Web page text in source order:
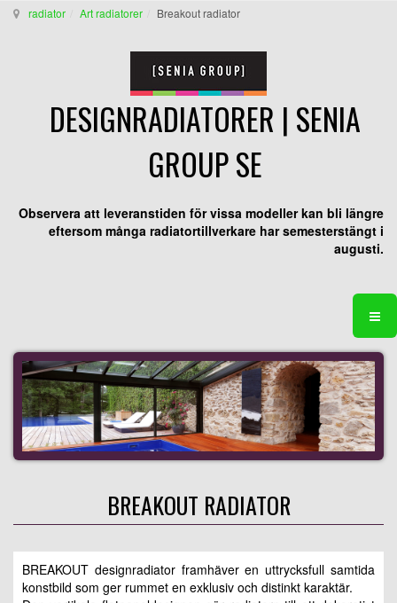
radiator Art radiatorer Breakout radiator
DESIGNRADIATORER | SENIA
GROUP SE
Observera att leveranstiden för vissa modeller kan bli längre
eftersom många radiatortillverkare har semesterstängt i
augusti.
BREAKOUT RADIATOR
BREAKOUT designradiator framhäver en uttrycksfull samtida
konstbild som ger rummet en exklusiv och distinkt karaktär.